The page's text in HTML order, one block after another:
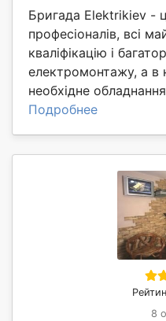
Бригада Elektrikiev -
професіоналів, всі
кваліфікацію і
електромонтажу, а в
необхідне
Подробнее
8